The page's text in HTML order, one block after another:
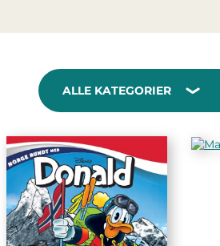
ALLE KATEGORIER